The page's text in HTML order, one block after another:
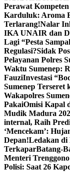
Perawat
Karduluk: Aroma
Terlarang!Nalar
IKA UNAIR dan
Lagi “Pesta
Regulasi?Sidak
Pelayanan Polres
Waktu Sumenep:
FauziInvestasi
Sumenep Terseret
Wakapolres
PakaiOmisi Kapal
Mudik Madura
internal, Raih
‘Mencekam’:
Depan!Ledakan di
TerkaparBatang-
Menteri
Polisi: Saat 26